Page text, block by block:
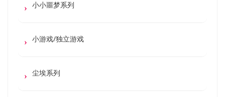
小小噩梦系列
小游戏/独立游戏
尘埃系列